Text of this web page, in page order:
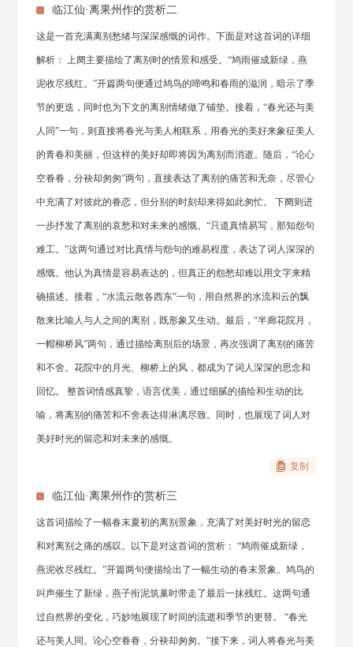
临江仙·离果州作的赏析二
这是一首充满离别愁绪与深深感慨的词作。下面是对这首词的详细
解析： 上阕主要描绘了离别时的情景和感受。“鸠雨催成新绿，燕
泥收尽残红。”开篇两句便通过鸠鸟的啼鸣和春雨的滋润，暗示了季
节的更迭，同时也为下文的离别情绪做了铺垫。接着，“春光还与美
人同”一句，则直接将春光与美人相联系，用春光的美好来象征美人
的青春和美丽，但这样的美好却即将因为离别而消逝。随后，“论心
空眷眷，分袂却匆匆”两句，直接表达了离别的痛苦和无奈，尽管心
中充满了对彼此的眷恋，但分别的时刻却来得如此匆忙。 下阕则进
一步抒发了离别的哀愁和对未来的感慨。“只道真情易写，那知怨句
难工。”这两句通过对比真情与怨句的难易程度，表达了词人深深的
感慨。他认为真情是容易表达的，但真正的怨愁却难以用文字来精
确描述。接着，“水流云散各西东”一句，用自然界的水流和云的飘
散来比喻人与人之间的离别，既形象又生动。最后，“半廊花院月，
一帽柳桥风”两句，通过描绘离别后的场景，再次强调了离别的痛苦
和不舍。花院中的月光、柳桥上的风，都成为了词人深深的思念和
回忆。 整首词情感真挚，语言优美，通过细腻的描绘和生动的比
喻，将离别的痛苦和不舍表达得淋漓尽致。同时，也展现了词人对
美好时光的留恋和对未来的感慨。
复制
临江仙·离果州作的赏析三
这首词描绘了一幅春末夏初的离别景象，充满了对美好时光的留恋
和对离别之痛的感叹。以下是对这首词的赏析： “鸠雨催成新绿，
燕泥收尽残红。”开篇两句便描绘出了一幅生动的春末景象。鸠鸟的
叫声催生了新绿，燕子衔泥筑巢时带走了最后一抹残红。这两句通
过自然界的变化，巧妙地展现了时间的流逝和季节的更替。 “春光
还与美人同。论心空眷眷，分袂却匆匆。”接下来，词人将春光与美